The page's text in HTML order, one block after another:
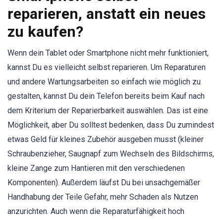
reparieren, anstatt ein neues
zu kaufen?
Wenn dein Tablet oder Smartphone nicht mehr funktioniert,
kannst Du es vielleicht selbst reparieren. Um Reparaturen
und andere Wartungsarbeiten so einfach wie möglich zu
gestalten, kannst Du dein Telefon bereits beim Kauf nach
dem Kriterium der Reparierbarkeit auswählen. Das ist eine
Möglichkeit, aber Du solltest bedenken, dass Du zumindest
etwas Geld für kleines Zubehör ausgeben musst (kleiner
Schraubenzieher, Saugnapf zum Wechseln des Bildschirms,
kleine Zange zum Hantieren mit den verschiedenen
Komponenten). Außerdem läufst Du bei unsachgemäßer
Handhabung der Teile Gefahr, mehr Schaden als Nutzen
anzurichten. Auch wenn die Reparaturfähigkeit hoch